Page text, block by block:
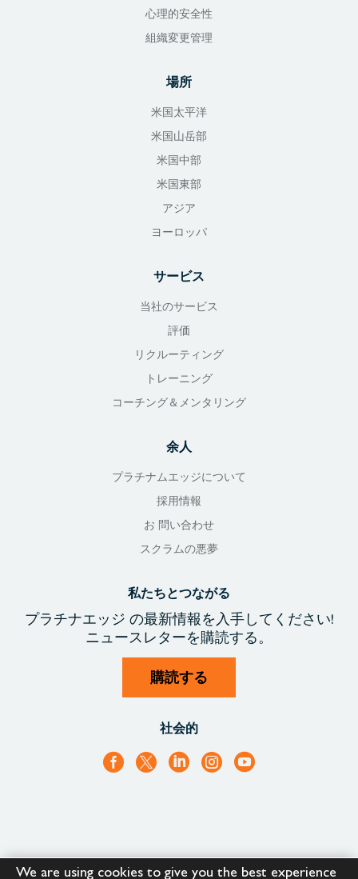
心理的安全性
組織変更管理
場所
米国太平洋
米国山岳部
米国中部
米国東部
アジア
ヨーロッパ
サービス
当社のサービス
評価
リクルーティング
トレーニング
コーチング＆メンタリング
余人
プラチナムエッジについて
採用情報
お 問い合わせ
スクラムの悪夢
私たちとつながる
プラチナエッジ の最新情報を入手してください!
ニュースレターを購読する。
購読する
社会的
We are using cookies to give you the best experience